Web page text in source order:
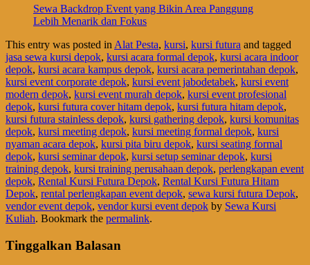
Sewa Backdrop Event yang Bikin Area Panggung
Lebih Menarik dan Fokus
This entry was posted in Alat Pesta, kursi, kursi futura and tagged
jasa sewa kursi depok, kursi acara formal depok, kursi acara indoor
depok, kursi acara kampus depok, kursi acara pemerintahan depok,
kursi event corporate depok, kursi event jabodetabek, kursi event
modern depok, kursi event murah depok, kursi event profesional
depok, kursi futura cover hitam depok, kursi futura hitam depok,
kursi futura stainless depok, kursi gathering depok, kursi komunitas
depok, kursi meeting depok, kursi meeting formal depok, kursi
nyaman acara depok, kursi pita biru depok, kursi seating formal
depok, kursi seminar depok, kursi setup seminar depok, kursi
training depok, kursi training perusahaan depok, perlengkapan event
depok, Rental Kursi Futura Depok, Rental Kursi Futura Hitam
Depok, rental perlengkapan event depok, sewa kursi futura Depok,
vendor event depok, vendor kursi event depok by Sewa Kursi
Kuliah. Bookmark the permalink.
Tinggalkan Balasan